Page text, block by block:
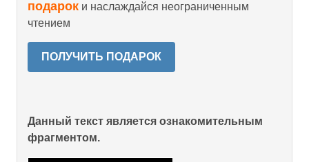
подарок и наслаждайся неограниченным
чтением
ПОЛУЧИТЬ ПОДАРОК
Данный текст является ознакомительным
фрагментом.